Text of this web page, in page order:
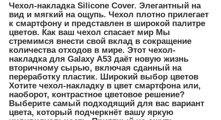
Чехол-накладка Silicone Cover. Элегантный на
вид и мягкий на ощупь. Чехол плотно прилегает
к смартфону и представлен в широкой палитре
цветов. Как ваш чехол спасает мир Мы
стремимся внести свой вклад в сокращение
количества отходов в мире. Этот чехол-
накладка для Galaxy А53 даёт новую жизнь
вторичному сырью, включая сданный на
переработку пластик. Широкий выбор цветов
Хотите чехол-накладку в цвет смартфона или,
наоборот, контрастное цветовое решение?
Выберите самый подходящий для вас вариант
цвета, который подчеркнёт вашу яркую